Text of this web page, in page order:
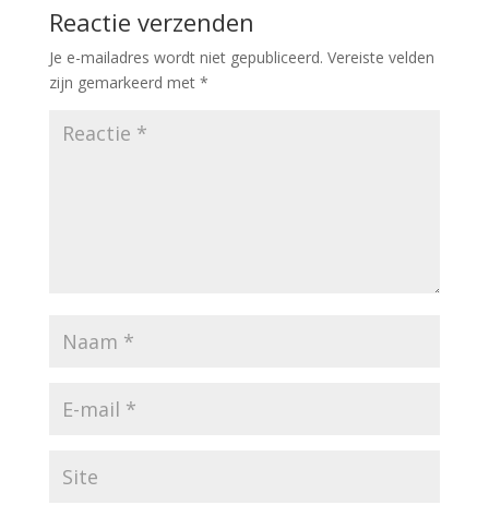
Reactie verzenden
Je e-mailadres wordt niet gepubliceerd. Vereiste velden
zijn gemarkeerd met *